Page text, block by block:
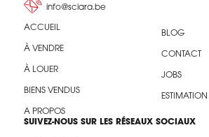
info@sciara.be
ACCUEIL
À VENDRE
À LOUER
BIENS VENDUS
A PROPOS
BLOG
CONTACT
JOBS
SUIVEZ-NOUS SUR LES RÉSEAUX SOCIAUX